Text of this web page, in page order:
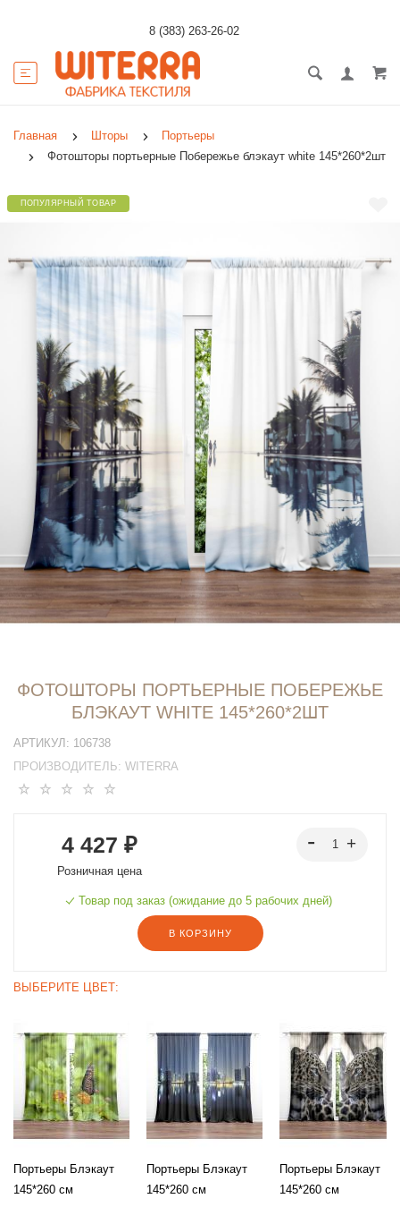
8 (383) 263-26-02
Главная Шторы
Портьеры
Фотошторы портьерные Побережье блэкаут white 145*260*2шт
ПОПУЛЯРНЫЙ ТОВАР
ФОТОШТОРЫ ПОРТЬЕРНЫЕ ПОБЕРЕЖЬЕ
БЛЭКАУТ WHITE 145*260*2ШТ
АРТИКУЛ: 106738
ПРОИЗВОДИТЕЛЬ: WITERRA
4 427 ₽
Розничная цена
Товар под заказ (ожидание до 5 рабочих дней)
В КОРЗИНУ
ВЫБЕРИТЕ ЦВЕТ:
Портьеры Блэкаут
145*260 см
Портьеры Блэкаут
145*260 см
Портьеры Блэкаут
145*260 см